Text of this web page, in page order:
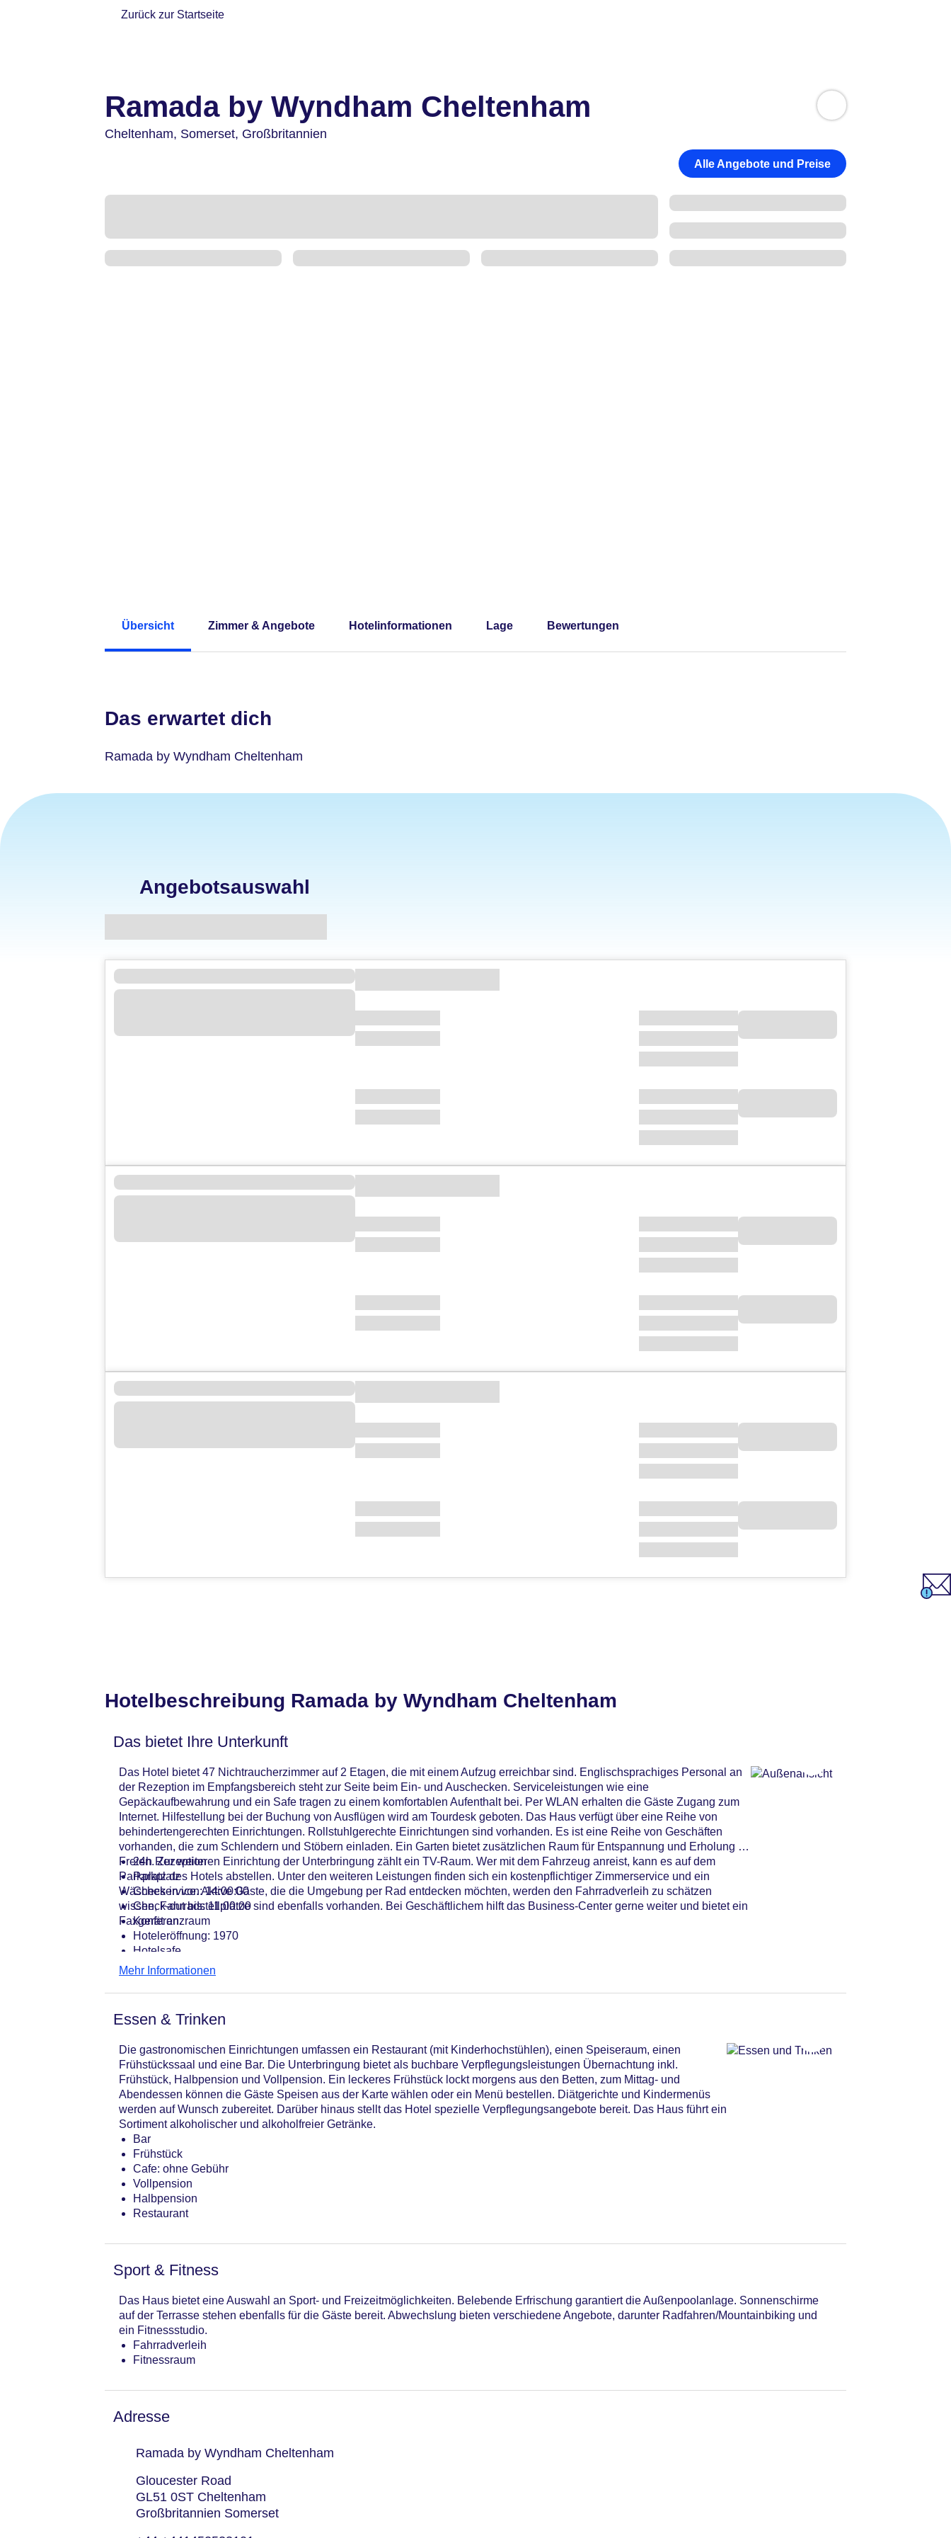
Zurück zur Startseite
Ramada by Wyndham Cheltenham
Cheltenham, Somerset, Großbritannien
Alle Angebote und Preise
Übersicht Zimmer & Angebote Hotelinformationen Lage Bewertungen
Das erwartet dich
Ramada by Wyndham Cheltenham
Angebotsauswahl
Hotelbeschreibung Ramada by Wyndham Cheltenham
Das bietet Ihre Unterkunft
Das Hotel bietet 47 Nichtraucherzimmer auf 2 Etagen, die mit einem Aufzug erreichbar sind. Englischsprachiges Personal an
der Rezeption im Empfangsbereich steht zur Seite beim Ein- und Auschecken. Serviceleistungen wie eine
Gepäckaufbewahrung und ein Safe tragen zu einem komfortablen Aufenthalt bei. Per WLAN erhalten die Gäste Zugang zum
Internet. Hilfestellung bei der Buchung von Ausflügen wird am Tourdesk geboten. Das Haus verfügt über eine Reihe von
behindertengerechten Einrichtungen. Rollstuhlgerechte Einrichtungen sind vorhanden. Es ist eine Reihe von Geschäften
vorhanden, die zum Schlendern und Stöbern einladen. Ein Garten bietet zusätzlichen Raum für Entspannung und Erholung im
Freien. Zur weiteren Einrichtung der Unterbringung zählt ein TV-Raum. Wer mit dem Fahrzeug anreist, kann es auf dem
Parkplatz des Hotels abstellen. Unter den weiteren Leistungen finden sich ein kostenpflichtiger Zimmerservice und ein
Wäscheservice. Aktive Gäste, die die Umgebung per Rad entdecken möchten, werden den Fahrradverleih zu schätzen
wissen, Fahrradstellplätze sind ebenfalls vorhanden. Bei Geschäftlichem hilft das Business-Center gerne weiter und bietet ein
Faxgerät an.
24h Rezeption
Parkplatz
Check-in von: 14:00:00
Check-out bis: 11:00:00
Konferenzraum
Hoteleröffnung: 1970
Hotelsafe
WLAN/WiFi im Hotel
Lift
Anzahl der Aufzüge: 1
Zimmerservice: gegen Gebühr
Gesamtanzahl der Stockwerke: 2
Gesamtanzahl der Zimmer: 47
Pools:Outdoor Pool, Sonnenschirme am Pool
Zahlungsarten: American Express, Diners Club, EC Maestro, Mastercard, Visa
Landeskategorie: 3 Sterne
Mehr Informationen
Essen & Trinken
Die gastronomischen Einrichtungen umfassen ein Restaurant (mit Kinderhochstühlen), einen Speiseraum, einen
Frühstückssaal und eine Bar. Die Unterbringung bietet als buchbare Verpflegungsleistungen Übernachtung inkl.
Frühstück, Halbpension und Vollpension. Ein leckeres Frühstück lockt morgens aus den Betten, zum Mittag- und
Abendessen können die Gäste Speisen aus der Karte wählen oder ein Menü bestellen. Diätgerichte und Kindermenüs
werden auf Wunsch zubereitet. Darüber hinaus stellt das Hotel spezielle Verpflegungsangebote bereit. Das Haus führt ein
Sortiment alkoholischer und alkoholfreier Getränke.
Bar
Frühstück
Cafe: ohne Gebühr
Vollpension
Halbpension
Restaurant
Sport & Fitness
Das Haus bietet eine Auswahl an Sport- und Freizeitmöglichkeiten. Belebende Erfrischung garantiert die Außenpoolanlage. Sonnenschirme
auf der Terrasse stehen ebenfalls für die Gäste bereit. Abwechslung bieten verschiedene Angebote, darunter Radfahren/Mountainbiking und
ein Fitnessstudio.
Fahrradverleih
Fitnessraum
Adresse
Ramada by Wyndham Cheltenham
Gloucester Road
GL51 0ST Cheltenham
Großbritannien Somerset